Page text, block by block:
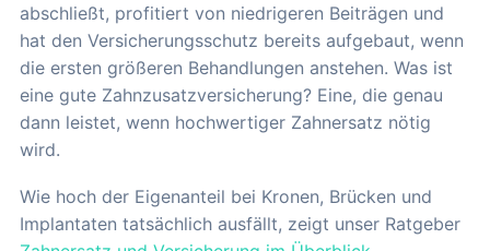
abschließt, profitiert von niedrigeren Beiträgen und
hat den Versicherungsschutz bereits aufgebaut, wenn
die ersten größeren Behandlungen anstehen. Was ist
eine gute Zahnzusatzversicherung? Eine, die genau
dann leistet, wenn hochwertiger Zahnersatz nötig
wird.
Wie hoch der Eigenanteil bei Kronen, Brücken und
Implantaten tatsächlich ausfällt, zeigt unser Ratgeber